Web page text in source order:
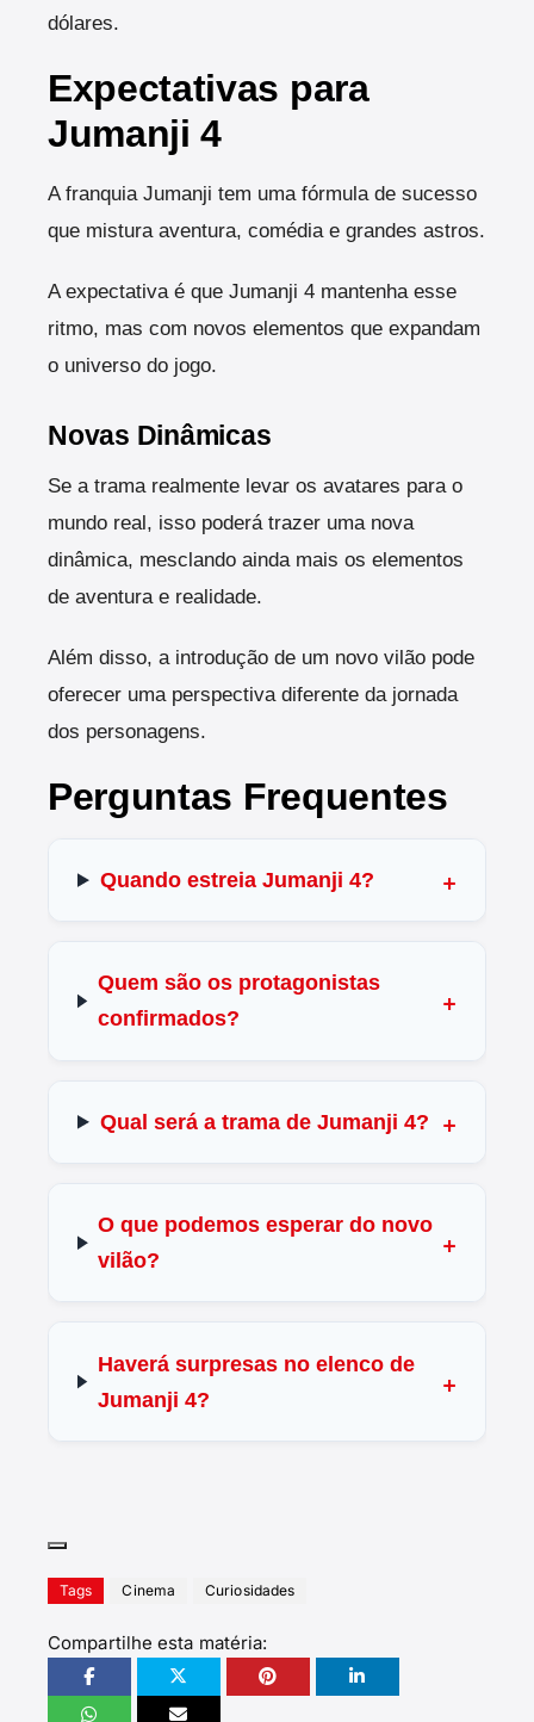
dólares.
Expectativas para
Jumanji 4
A franquia Jumanji tem uma fórmula de sucesso
que mistura aventura, comédia e grandes astros.
A expectativa é que Jumanji 4 mantenha esse
ritmo, mas com novos elementos que expandam
o universo do jogo.
Novas Dinâmicas
Se a trama realmente levar os avatares para o
mundo real, isso poderá trazer uma nova
dinâmica, mesclando ainda mais os elementos
de aventura e realidade.
Além disso, a introdução de um novo vilão pode
oferecer uma perspectiva diferente da jornada
dos personagens.
Perguntas Frequentes
Quando estreia Jumanji 4?
Quem são os protagonistas
confirmados?
Qual será a trama de Jumanji 4?
O que podemos esperar do novo
vilão?
Haverá surpresas no elenco de
Jumanji 4?
Tags Cinema Curiosidades
Compartilhe esta matéria: